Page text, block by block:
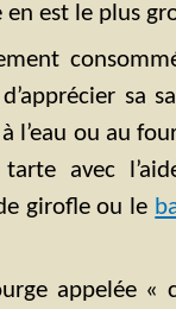
est le plus
sa
l’eau ou au
avec
girofle ou le
appelée «